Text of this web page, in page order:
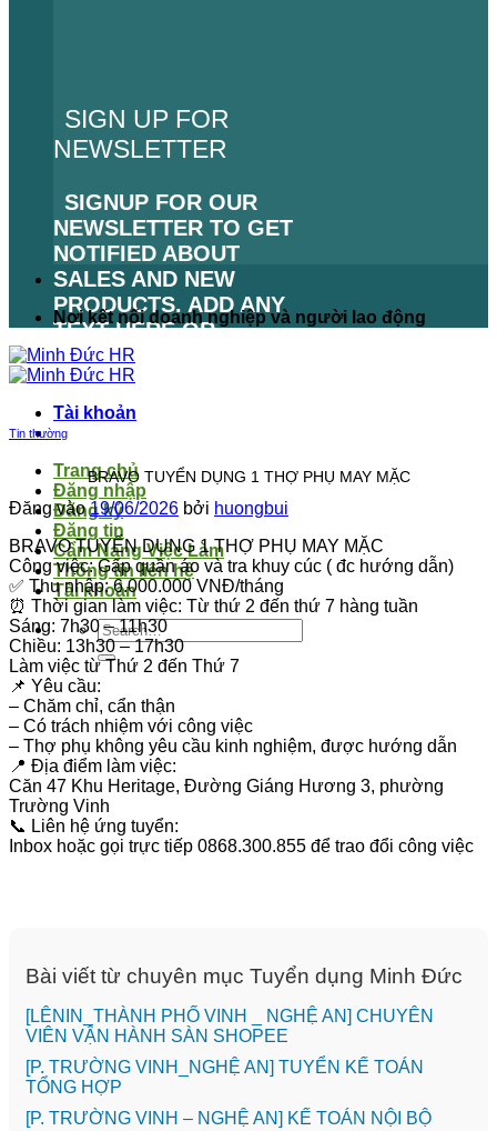
SIGN UP FOR
NEWSLETTER
SIGNUP FOR OUR
NEWSLETTER TO GET
NOTIFIED ABOUT
SALES AND NEW
PRODUCTS. ADD ANY
TEXT HERE OR
REMOVE IT.
LỖI:KHÔNG TÌM THẤY
BIỂU MẪU LIÊN HỆ.
Nơi kết nối doanh nghiệp và người lao động
Tài khoản
Trang chủ
Đăng nhập
Đăng ký
Đăng tin
Cẩm Nang Việc Làm
Thông tin liên hệ
Tài khoản
Tin thường
BRAVO TUYỂN DỤNG 1 THỢ PHỤ MAY MẶC
Đăng vào19/06/2026 bởi huongbui
BRAVO TUYỂN DỤNG 1 THỢ PHỤ MAY MẶC
Công việc: Gấp quần áo và tra khuy cúc ( đc hướng dẫn)
✅ Thu nhập: 6.000.000 VNĐ/tháng
⏰ Thời gian làm việc: Từ thứ 2 đến thứ 7 hàng tuần
Sáng: 7h30 – 11h30
Chiều: 13h30 – 17h30
Làm việc từ Thứ 2 đến Thứ 7
📌 Yêu cầu:
– Chăm chỉ, cẩn thận
– Có trách nhiệm với công việc
– Thợ phụ không yêu cầu kinh nghiệm, được hướng dẫn
📍 Địa điểm làm việc:
Căn 47 Khu Heritage, Đường Giáng Hương 3, phường
Trường Vinh
📞 Liên hệ ứng tuyển:
Inbox hoặc gọi trực tiếp 0868.300.855 để trao đổi công việc
Bài viết từ chuyên mục Tuyển dụng Minh Đức
️[LÊNIN_THÀNH PHỐ VINH _ NGHỆ AN] CHUYÊN
VIÊN VẬN HÀNH SÀN SHOPEE
[P. TRƯỜNG VINH_NGHỆ AN] TUYỂN KẾ TOÁN
TỔNG HỢP
[P. TRƯỜNG VINH – NGHỆ AN] KẾ TOÁN NỘI BỘ